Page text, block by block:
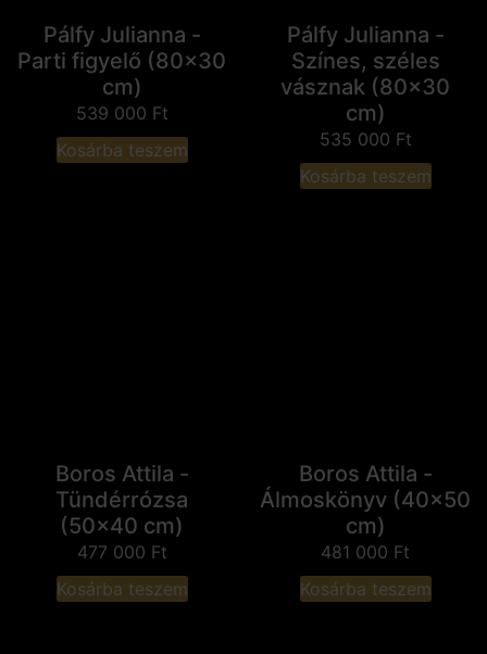
Pálfy Julianna -
Parti figyelő (80x30
cm)
539 000 Ft
Kosárba teszem
Pálfy Julianna -
Színes, széles
vásznak (80x30
cm)
535 000 Ft
Kosárba teszem
Boros Attila -
Tündérrózsa
(50x40 cm)
477 000 Ft
Kosárba teszem
Boros Attila -
Álmoskönyv (40x50
cm)
481 000 Ft
Kosárba teszem